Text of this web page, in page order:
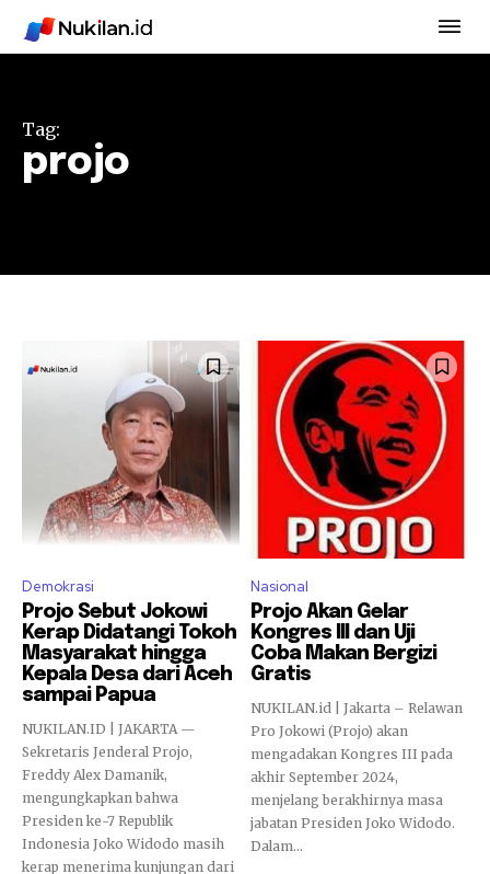
Tag:
projo
Demokrasi
Projo Sebut Jokowi
Kerap Didatangi Tokoh
Masyarakat hingga
Kepala Desa dari Aceh
sampai Papua
NUKILAN.ID | JAKARTA —
Sekretaris Jenderal Projo,
Freddy Alex Damanik,
mengungkapkan bahwa
Presiden ke-7 Republik
Indonesia Joko Widodo masih
kerap menerima kunjungan dari
Nasional
Projo Akan Gelar
Kongres III dan Uji
Coba Makan Bergizi
Gratis
NUKILAN.id | Jakarta – Relawan
Pro Jokowi (Projo) akan
mengadakan Kongres III pada
akhir September 2024,
menjelang berakhirnya masa
jabatan Presiden Joko Widodo.
Dalam...